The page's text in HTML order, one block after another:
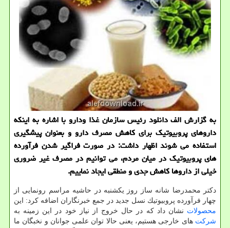
به گزارش الف دانلود رئیس سازمان غذا ودارو با اشاره به اینكه
داروهای پروبیوتیك برای كاهش مصرف دارو و بعنوان پیشگیری
استفاده می شوند اظهار داشت: در صورت فراگیر شدن فرآورده
های پروبیوتیك در میان مردم، می توانیم در مصرف غیر ضروری
خیلی از داروها كاهش جدی و منطقی ایجاد نماییم.
دكتر محمدرضا شانه ساز روز یكشنبه در حاشیه مراسم رونمایی از
چهار فرآورده پروبیوتیك نسل جدید در جمع خبرنگاران اضافه كرد: این
محصولات نشان داد كه در حال خروج از نیاز خود در این زمینه به
شركت های خارجی هستیم، یعنی حالا توان علمی جوانان و نخبگان ما